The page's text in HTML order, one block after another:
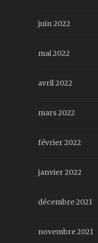
juin 2022
mai 2022
avril 2022
mars 2022
février 2022
janvier 2022
décembre 2021
novembre 2021